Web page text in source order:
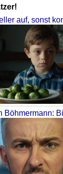
auf, sonst
Böhmermann: